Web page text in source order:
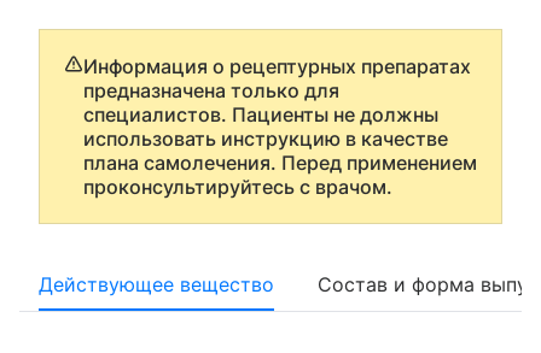
Информация о рецептурных препаратах
предназначена только для
специалистов. Пациенты не должны
использовать инструкцию в качестве
плана самолечения. Перед применением
проконсультируйтесь с врачом.
Действующее вещество Состав и форма